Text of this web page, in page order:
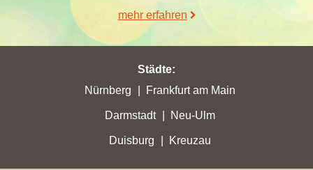
befindet sich jetzt auf Position 11. Folgende
Immobilienmaklerwebseite wurde hierbei überholt:
weberhaus.de
mehr erfahren
Städte:
Nürnberg
Frankfurt am Main
Darmstadt Neu-Ulm
Duisburg Kreuzau